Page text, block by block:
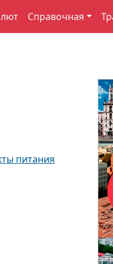
Справочная
питания